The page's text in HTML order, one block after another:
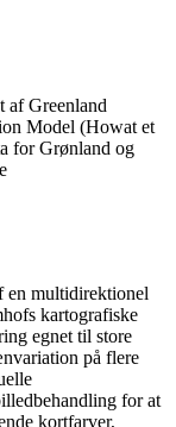
af Greenland
Model (Howat et
for Grønland og
en multidirektionel
kartografiske
egnet til store
på flere
for at
kortfarver,